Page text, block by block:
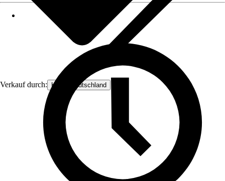
Verkauf durch: Hecht Deutschland